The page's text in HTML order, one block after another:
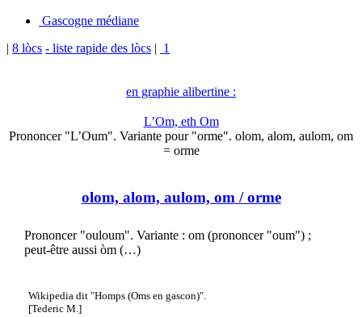
Gascogne médiane
| 8 lòcs - liste rapide des lòcs | 1
en graphie alibertine :
L’Om, eth Om
Prononcer "L’Oum". Variante pour "orme". olom, alom, aulom, om
= orme
olom, alom, aulom, om / orme
Prononcer "ouloum". Variante : om (prononcer "oum") ;
peut-être aussi òm (…)
Wikipedia dit "Homps (Oms en gascon)".
[Tederic M.]